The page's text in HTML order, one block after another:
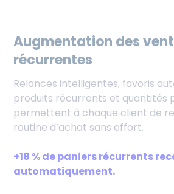
Augmentation des
récurrentes
Relances intelligentes, favoris
produits récurrents et quantités
permettent à chaque client de
routine d’achat sans effort.
+18 % de paniers récurrents
automatiquement.